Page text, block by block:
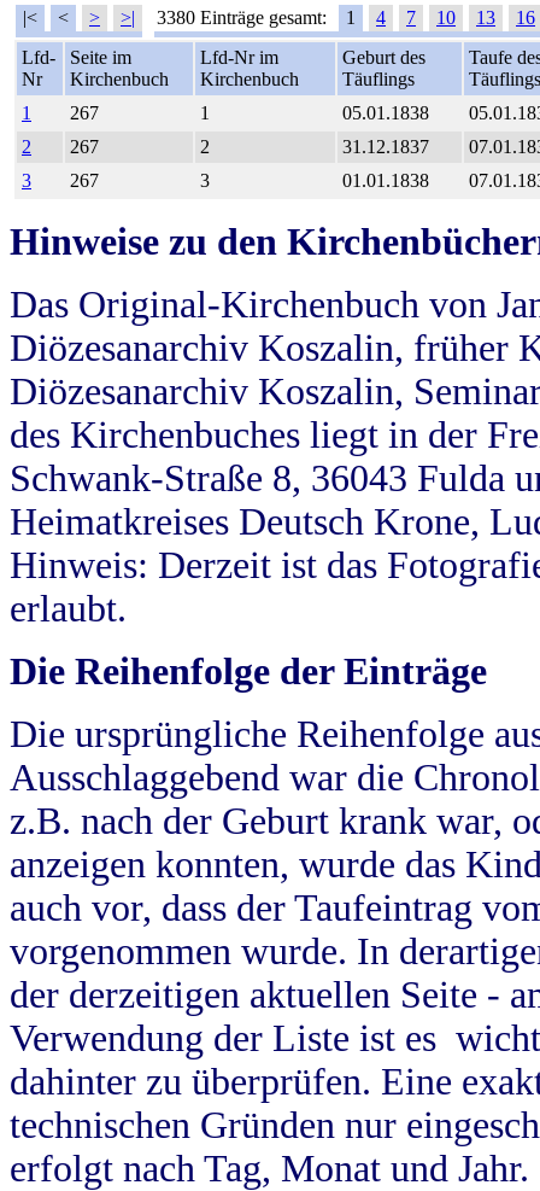
|< < > >| 3380 Einträge gesamt: 1 4 7 10 13
16
Lfd-
Nr
Seite im
Kirchenbuch
Lfd-Nr im
Kirchenbuch
Geburt des
Täuflings
Taufe
Täuflings
1
267 1 05.01.1838
2
267 2 31.12.1837
3
267 3 01.01.1838
Hinweise zu den
Das Original-Kirchenbuch von
Diözesanarchiv Koszalin, früher
Diözesanarchiv Koszalin,
des Kirchenbuches liegt in der
Schwank-Straße 8, 36043 Fulda
Heimatkreises Deutsch Krone,
Hinweis: Derzeit ist das
erlaubt.
Die Reihenfolge der Einträge
Die ursprüngliche Reihenfolge
Ausschlaggebend war die
z.B. nach der Geburt krank war,
anzeigen konnten, wurde das
auch vor, dass der Taufeintrag
vorgenommen wurde. In
der derzeitigen aktuellen Seite -
Verwendung der Liste ist es
dahinter zu überprüfen. Eine
technischen Gründen nur
erfolgt nach Tag, Monat und Jahr.